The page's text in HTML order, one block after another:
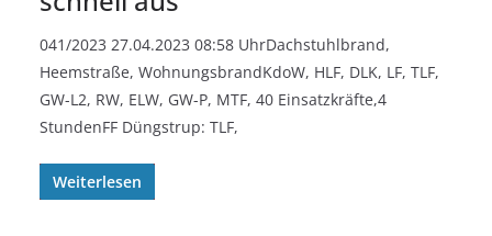
041/2023 27.04.2023 08:58 UhrDachstuhlbrand,
Heemstraße, WohnungsbrandKdoW, HLF, DLK, LF, TLF,
GW-L2, RW, ELW, GW-P, MTF, 40 Einsatzkräfte,4
StundenFF Düngstrup: TLF,
Weiterlesen